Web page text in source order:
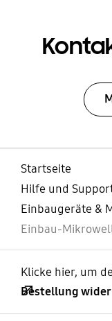
Startseite
Hilfe und
Einbaugeräte &
Einbau-
Klicke hier, um
Bestellung